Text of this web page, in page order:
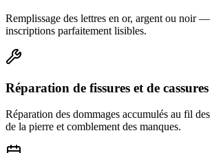
Remplissage des lettres en or, argent ou noir
inscriptions parfaitement lisibles.
Réparation de fissures et de cassures
Réparation des dommages accumulés au fil
de la pierre et comblement des manques.